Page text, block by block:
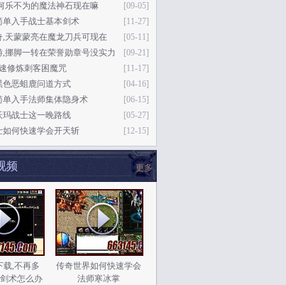
[09-05]
乐不为的魔法神石现在嘛
[11-27]
单入手战士基本剑术
[05-11]
,天蒙蒙亮在魔龙刀兵可现在
[09-21]
挪脚一转在荣誉勋章号没实力
[11-17]
修炼刺客困魔咒
[04-16]
色恶蛆鹿问道方式
[06-15]
单入手法师集体隐身术
[05-27]
玛战士这一晚路线
[12-15]
如何快速学会开天斩
更多
频
载,不再多
术怎么办
传奇世界如何快速学会
法师寒冰掌